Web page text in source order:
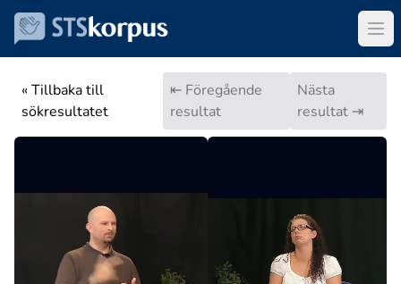
« Tillbaka till
sökresultatet
⇤ Föregående
resultat
Nästa
resultat ⇥